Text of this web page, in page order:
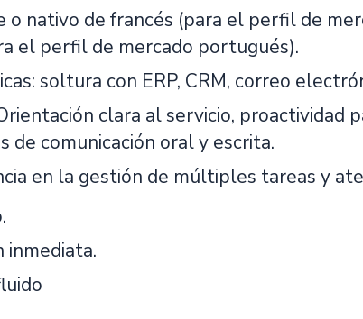
o nativo de francés (para el perfil de
el perfil de mercado portugués).
soltura con ERP, CRM, correo
clara al servicio, proactividad
de comunicación oral y escrita.
en la gestión de múltiples tareas y
inmediata.